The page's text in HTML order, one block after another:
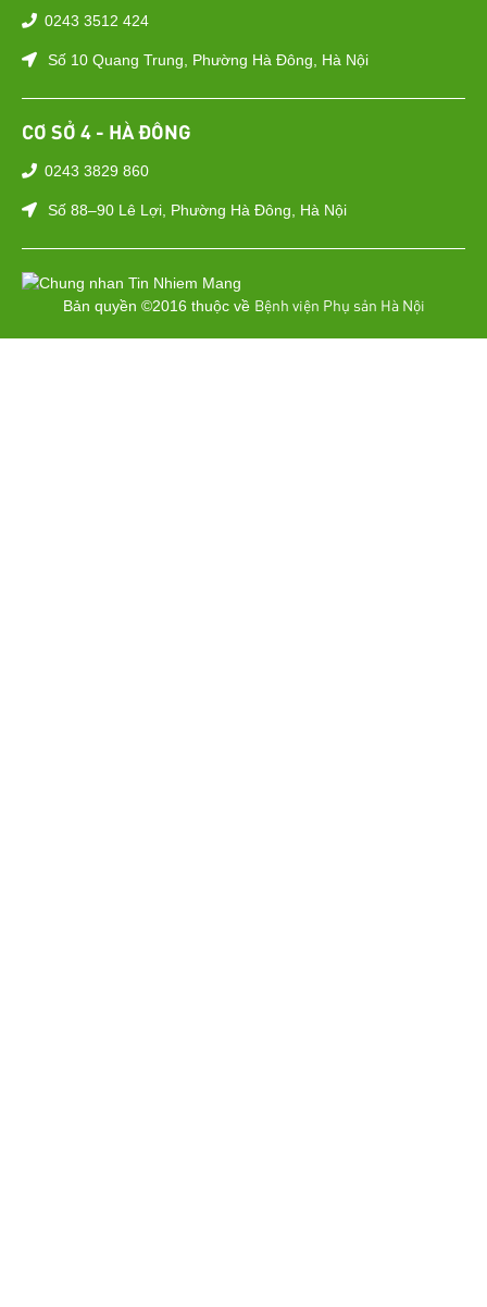
0243 3512 424
Số 10 Quang Trung, Phường Hà Đông, Hà Nội
CƠ SỞ 4 - HÀ ĐÔNG
0243 3829 860
Số 88–90 Lê Lợi, Phường Hà Đông, Hà Nội
Bản quyền ©2016 thuộc về Bệnh viện Phụ sản Hà Nội